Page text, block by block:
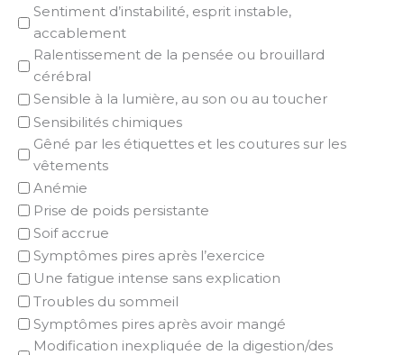
Sentiment d’instabilité, esprit instable,
accablement
Ralentissement de la pensée ou brouillard
cérébral
Sensible à la lumière, au son ou au toucher
Sensibilités chimiques
Gêné par les étiquettes et les coutures sur les
vêtements
Anémie
Prise de poids persistante
Soif accrue
Symptômes pires après l’exercice
Une fatigue intense sans explication
Troubles du sommeil
Symptômes pires après avoir mangé
Modification inexpliquée de la digestion/des